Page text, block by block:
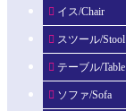
イス/Chair
スツール/Stool
テーブル/Table
ソファ/Sofa